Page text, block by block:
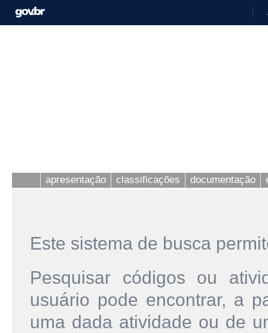
apresentação classificações documentação
Este sistema de busca
Pesquisar códigos ou
usuário pode encontrar, a
uma dada atividade ou de